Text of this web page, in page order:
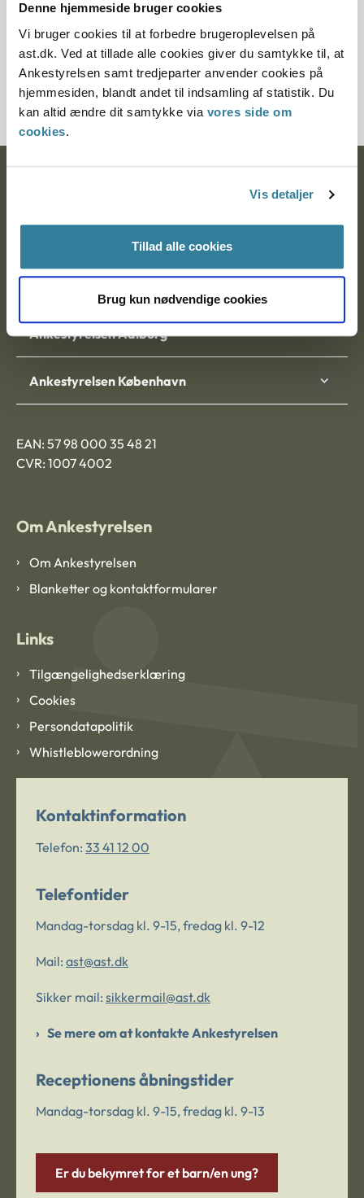
Denne hjemmeside bruger cookies
Vi bruger cookies til at forbedre brugeroplevelsen på
ast.dk. Ved at tillade alle cookies giver du samtykke til, at
Ankestyrelsen samt tredjeparter anvender cookies på
hjemmesiden, blandt andet til indsamling af statistik. Du
kan altid ændre dit samtykke via vores side om
cookies.
Vis detaljer
Tillad alle cookies
Brug kun nødvendige cookies
§ 11
Journalnummer
21118-84
9000 Aalborg
Ankestyrelsen Aalborg
Ankestyrelsen København
EAN: 57 98 000 35 48 21
CVR: 1007 4002
Om Ankestyrelsen
Om Ankestyrelsen
Blanketter og kontaktformularer
Links
Tilgængelighedserklæring
Cookies
Persondatapolitik
Whistleblowerordning
Kontaktinformation
Telefon: 33 41 12 00
Telefontider
Mandag-torsdag kl. 9-15, fredag kl. 9-12
Mail: ast@ast.dk
Sikker mail: sikkermail@ast.dk
Se mere om at kontakte Ankestyrelsen
Receptionens åbningstider
Mandag-torsdag kl. 9-15, fredag kl. 9-13
Er du bekymret for et barn/en ung?